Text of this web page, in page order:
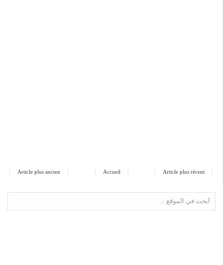
Article plus récent
Article plus ancien Accueil